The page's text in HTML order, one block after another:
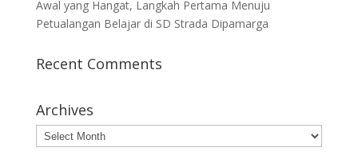
Awal yang Hangat, Langkah Pertama Menuju
Petualangan Belajar di SD Strada Dipamarga
Recent Comments
Archives
Archives